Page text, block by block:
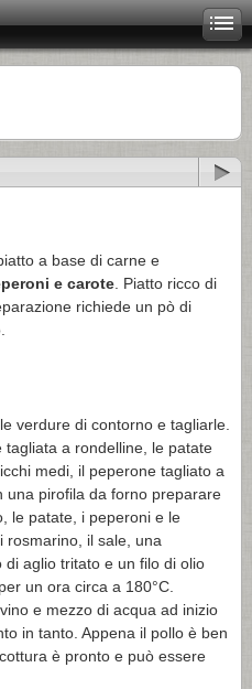
a base di carne e
e carote . Piatto ricco di
richiede un pò di
verdure di contorno e tagliarle.
a rondelline, le patate
medi, il peperone tagliato a
una pirofila da forno preparare
le patate, i peperoni e le
rosmarino, il sale, una
aglio tritato e un filo di olio
un ora circa a 180°C.
e mezzo di acqua ad inizio
in tanto. Appena il pollo è ben
è pronto e può essere